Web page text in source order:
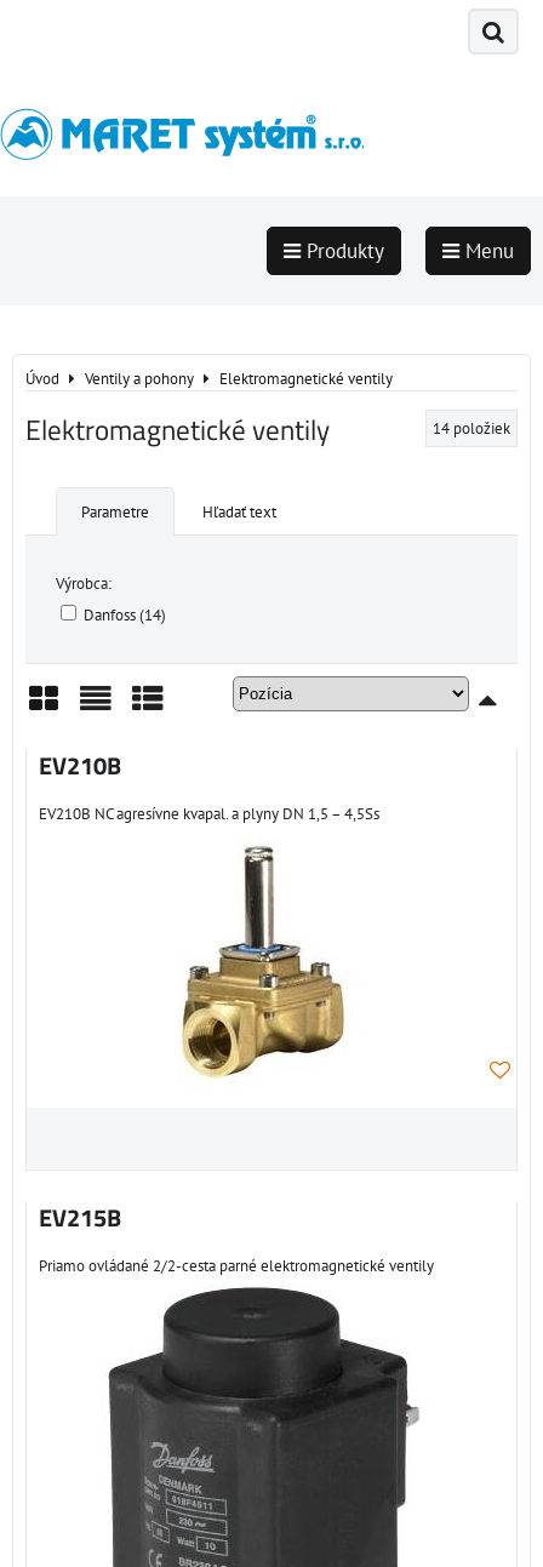
Produkty Menu
Úvod Ventily a pohony Elektromagnetické ventily
Elektromagnetické ventily 14 položiek
Parametre Hľadať text
Výrobca:
Danfoss (14)
Mriežka
EV210B
EV210B NC agresívne kvapal. a plyny DN 1,5 – 4,5Ss
EV215B
Priamo ovládané 2/2-cesta parné elektromagnetické ventily